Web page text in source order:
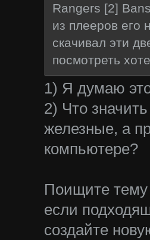
Rangers [2]
из плееров его
скачивал эти
посмотреть
1) Я думаю
2) Что
железные, а
компьютере?
Поищите тему
если
создайте